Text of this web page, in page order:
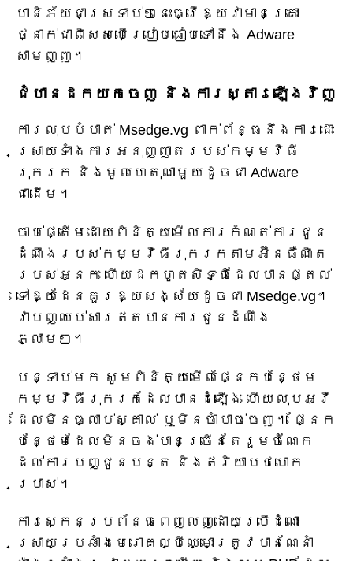
ហានិភ័យជាស្រទាប់ៗនេះធ្វើឱ្យវាមានគ្រោះ
ថ្នាក់ជាពិសេសបើប្រៀបធៀបទៅនឹង Adware
សាមញ្ញ។
ជំហានដកយកចេញ និងការស្តារឡើងវិញ
ការលុបបំបាត់ Msedge.vg ពាក់ព័ន្ធនឹងការដោះ
ស្រាយទាំងការអនុញ្ញាតរបស់កម្មវិធី
រុករក និងមូលហេតុណាមួយដូចជា Adware
ជាដើម។
ចាប់ផ្តើមដោយពិនិត្យមើលការកំណត់ការជូន
ដំណឹងរបស់កម្មវិធីរុករកតាមអ៊ីនធឺណិត
របស់អ្នក ហើយដកហូតសិទ្ធិដែលបានផ្តល់
ទៅឱ្យដែនគួរឱ្យសង្ស័យដូចជា Msedge.vg។
វាបញ្ឈប់សារឥតបានការជូនដំណឹង
ភ្លាមៗ។
បន្ទាប់មក សូមពិនិត្យមើលផ្នែកបន្ថែម
កម្មវិធីរុករកដែលបានដំឡើង ហើយលុបអ្វី
ដែលមិនធ្លាប់ស្គាល់ ឬមិនចាំបាច់ចេញ។ ផ្នែក
បន្ថែមដែលមិនចង់បានច្រើនតែរួមចំណែក
ដល់ការបញ្ជូនបន្ត និងឥរិយាបថបោក
ប្រាស់។
ការស្កេនប្រព័ន្ធពេញលេញដោយប្រើដំណោះ
ស្រាយប្រឆាំងមេរោគល្បីឈ្មោះត្រូវបានណែនាំ